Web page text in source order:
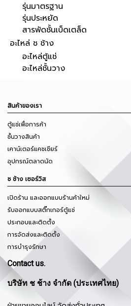
รุ่นมาตรฐาน
รุ่นประหยัด
สารพัดชั้นเบ็ดเตล็ด
อะไหล่ ช ช้าง
อะไหล่ตู้แช่
อะไหล่ชั้นวาง
สินค้าของเรา
ตู้แช่เพื่อการค้า
ชั้นวางสินค้า
เคาน์เตอร์แคชเชียร์
อุปกรณ์ตลาดนัด
ช ช้าง เซอร์วิส
เปิดร้าน และออกแบบร้านค้าใหม่
รับออกแบบสติ๊กเกอร์ตู้แช่
ประกอบและติดตั้ง
การจัดส่งและติดตั้ง
การบำรุงรักษา
Contact us.
บริษัท ช ช้าง จำกัด (ประเทศไทย)